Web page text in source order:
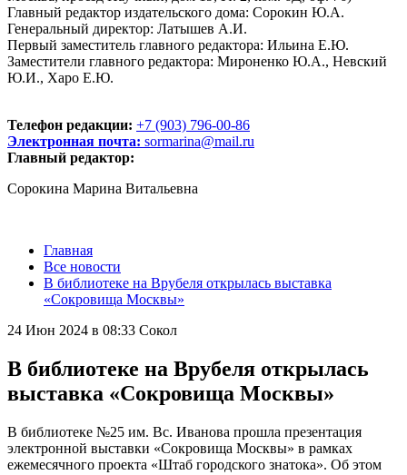
Главный редактор издательского дома: Сорокин Ю.А.
Генеральный директор: Латышев А.И.
Первый заместитель главного редактора: Ильина Е.Ю.
Заместители главного редактора: Мироненко Ю.А., Невский
Ю.И., Харо Е.Ю.
Телефон редакции: +7 (903) 796-00-86
Электронная почта: sormarina@mail.ru
Главный редактор:
Сорокина Марина Витальевна
Главная
Все новости
В библиотеке на Врубеля открылась выставка
«Сокровища Москвы»
24 Июн 2024 в 08:33 Сокол
В библиотеке на Врубеля открылась
выставка «Сокровища Москвы»
В библиотеке №25 им. Вс. Иванова прошла презентация
электронной выставки «Сокровища Москвы» в рамках
ежемесячного проекта «Штаб городского знатока». Об этом